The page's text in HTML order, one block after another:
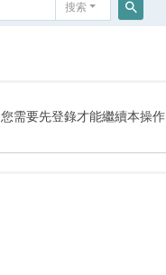
搜索
您需要先登錄才能繼續本操作